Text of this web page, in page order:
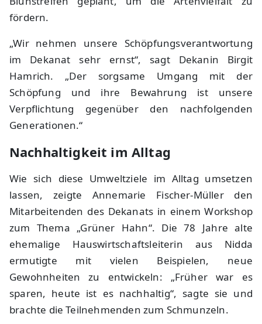
fördern.
„Wir nehmen unsere Schöpfungsverantwortung
im Dekanat sehr ernst“, sagt Dekanin Birgit
Hamrich. „Der sorgsame Umgang mit der
Schöpfung und ihre Bewahrung ist unsere
Verpflichtung gegenüber den nachfolgenden
Generationen.“
Nachhaltigkeit im Alltag
Wie sich diese Umweltziele im Alltag umsetzen
lassen, zeigte Annemarie Fischer-Müller den
Mitarbeitenden des Dekanats in einem Workshop
zum Thema „Grüner Hahn“. Die 78 Jahre alte
ehemalige Hauswirtschaftsleiterin aus Nidda
ermutigte mit vielen Beispielen, neue
Gewohnheiten zu entwickeln: „Früher war es
sparen, heute ist es nachhaltig“, sagte sie und
brachte die Teilnehmenden zum Schmunzeln.